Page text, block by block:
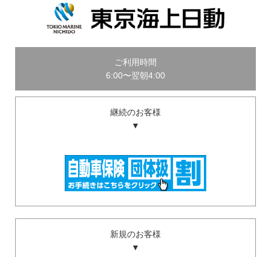
ご利用時間
6:00〜翌朝4:00
継続のお客様
▼
新規のお客様
▼